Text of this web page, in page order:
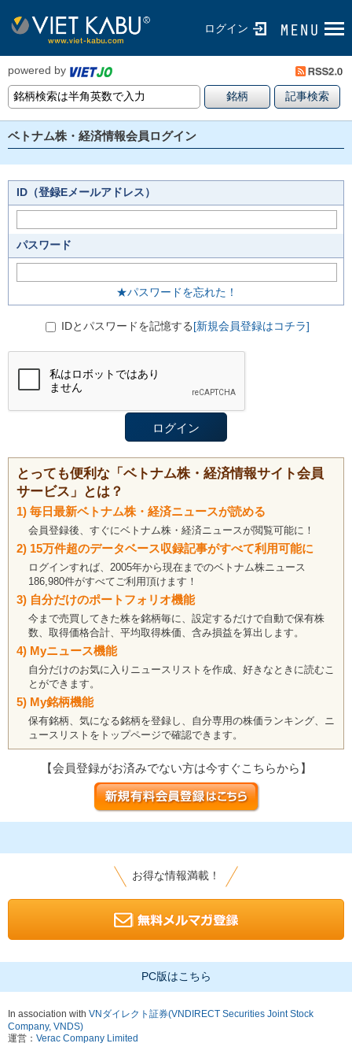
ログイン
powered by
ベトナム株・経済情報会員ログイン
ID（登録Eメールアドレス）
パスワード
★パスワードを忘れた！
IDとパスワードを記憶する[新規会員登録はコチラ]
とっても便利な「ベトナム株・経済情報サイト会員
サービス」とは？
1) 毎日最新ベトナム株・経済ニュースが読める
会員登録後、すぐにベトナム株・経済ニュースが閲覧可能に！
2) 15万件超のデータベース収録記事がすべて利用可能に
ログインすれば、2005年から現在までのベトナム株ニュース
186,980件がすべてご利用頂けます！
3) 自分だけのポートフォリオ機能
今まで売買してきた株を銘柄毎に、設定するだけで自動で保有株
数、取得価格合計、平均取得株価、含み損益を算出します。
4) Myニュース機能
自分だけのお気に入りニュースリストを作成、好きなときに読むこ
とができます。
5) My銘柄機能
保有銘柄、気になる銘柄を登録し、自分専用の株価ランキング、ニ
ュースリストをトップページで確認できます。
【会員登録がお済みでない方は今すぐこちらから】
お得な情報満載！
PC版はこちら
In association with VNダイレクト証券(VNDIRECT Securities Joint Stock
Company, VNDS)
運営： Verac Company Limited